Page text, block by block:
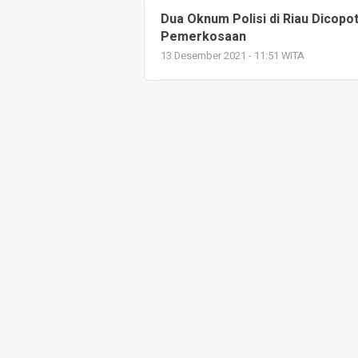
Dua Oknum Polisi di Riau
Pemerkosaan
13 Desember 2021 - 11:51 WITA